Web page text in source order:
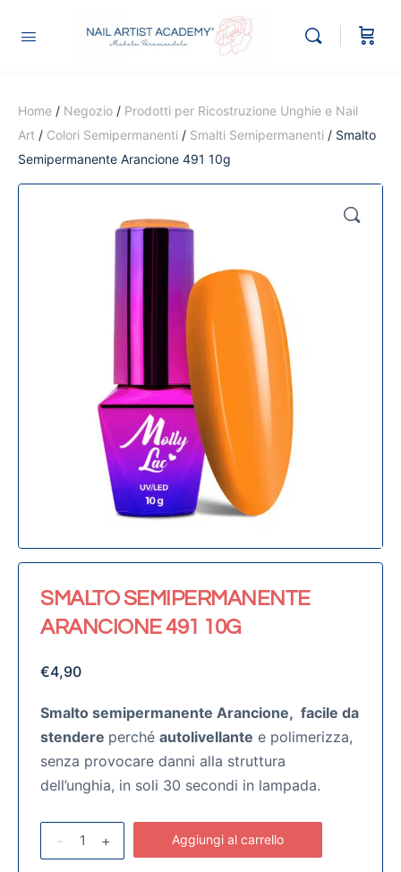
Home / Negozio / Prodotti per Ricostruzione Unghie e Nail
Art / Colori Semipermanenti / Smalti Semipermanenti / Smalto
Semipermanente Arancione 491 10g
🔍
SMALTO SEMIPERMANENTE
ARANCIONE 491 10G
€4,90
Smalto semipermanente Arancione, facile da
stendere perché autolivellante e polimerizza,
senza provocare danni alla struttura
dell’unghia, in soli 30 secondi in lampada.
- + Aggiungi al carrello